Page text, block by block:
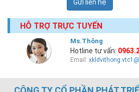
HỖ TRỢ TRỰC TUYẾN
Ms.Thông
Hotline tư vấn:
Email: